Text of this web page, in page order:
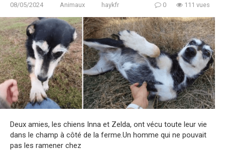
08/05/2024 Animaux haykfr 0 111 vues
Deux amies, les chiens Inna et Zelda, ont vécu toute leur vie
dans le champ à côté de la ferme.Un homme qui ne pouvait
pas les ramener chez